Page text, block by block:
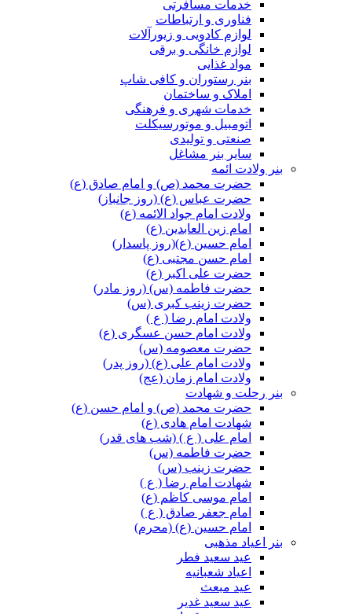
خدمات مسافرتی
فناوری و ارتباطات
لوازم کادویی و زیورآلات
لوازم خانگی و برقی
مواد غذایی
بنر رستوران و کافی شاپ
املاک و ساختمان
خدمات شهری و فرهنگی
اتومبیل و موتورسیکلت
صنعتی و تولیدی
سایر بنر مشاغل
بنر ولادت ائمه
حضرت محمد (ص) و امام صادق (ع)
حضرت عباس (ع) (روز جانباز)
ولادت امام جواد الائمه (ع)
امام زین العابدین (ع)
امام حسین (ع)(روز پاسدار)
امام حسن مجتبی (ع)
حضرت علی اکبر (ع)
حضرت فاطمه (س) (روز مادر)
حضرت زینب کبری (س)
ولادت امام رضا ( ع )
ولادت امام حسن عسگری (ع)
حضرت معصومه (س)
ولادت امام علی (ع) (روز پدر)
ولادت امام زمان (عج)
بنر رحلت و شهادت
حضرت محمد (ص) و امام حسن (ع)
شهادت امام هادی (ع)
امام علی ( ع ) (شب های قدر)
حضرت فاطمه (س)
حضرت زینب (س)
شهادت امام رضا ( ع )
امام موسی کاظم (ع)
امام جعفر صادق ( ع )
امام حسین (ع) (محرم)
بنر اعیاد مذهبی
عید سعید فطر
اعیاد شعبانیه
عید مبعث
عید سعید غدیر